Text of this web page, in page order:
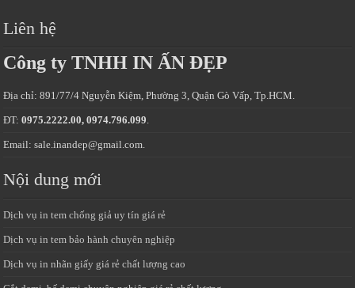
Liên hệ
Công ty TNHH IN ẤN ĐẸP
Địa chỉ: 891/77/4 Nguyễn Kiệm, Phường 3, Quận Gò Vấp, Tp.HCM.
ĐT:0975.2222.00, 0974.796.099.
Email: sale.inandep@gmail.com.
Nội dung mới
Dịch vụ in tem chống giả uy tín giá rẻ
Dịch vụ in tem bảo hành chuyên nghiệp
Dịch vụ in nhãn giấy giá rẻ chất lượng cao